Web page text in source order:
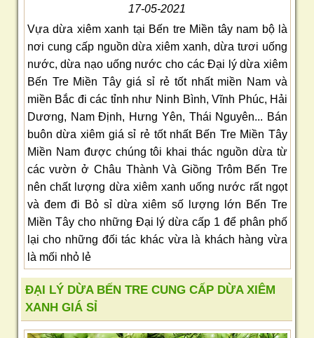
17-05-2021
Vựa dừa xiêm xanh tại Bến tre Miền tây nam bộ là
nơi cung cấp nguồn dừa xiêm xanh, dừa tươi uống
nước, dừa nạo uống nước cho các Đại lý dừa xiêm
Bến Tre Miền Tây giá sỉ rẻ tốt nhất miền Nam và
miền Bắc đi các tỉnh như Ninh Bình, Vĩnh Phúc, Hải
Dương, Nam Định, Hưng Yên, Thái Nguyên... Bán
buôn dừa xiêm giá sỉ rẻ tốt nhất Bến Tre Miền Tây
Miền Nam được chúng tôi khai thác nguồn dừa từ
các vườn ở Châu Thành Và Giồng Trôm Bến Tre
nên chất lượng dừa xiêm xanh uống nước rất ngọt
và đem đi Bỏ sỉ dừa xiêm số lượng lớn Bến Tre
Miền Tây cho những Đại lý dừa cấp 1 để phân phố
lại cho những đối tác khác vừa là khách hàng vừa
là mối nhỏ lẻ
ĐẠI LÝ DỪA BẾN TRE CUNG CẤP DỪA XIÊM
XANH GIÁ SỈ